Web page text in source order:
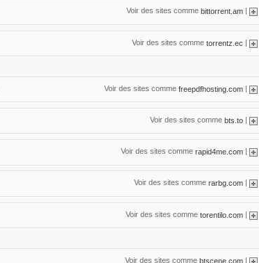
Voir des sites comme bittorrent.am
Voir des sites comme torrentz.ec |
Voir des sites comme freepdfhosting.com |
Voir des sites comme bts.to |
Voir des sites comme rapid4me.com
Voir des sites comme rarbg.com
Voir des sites comme torentilo.com |
Voir des sites comme btscene.com |